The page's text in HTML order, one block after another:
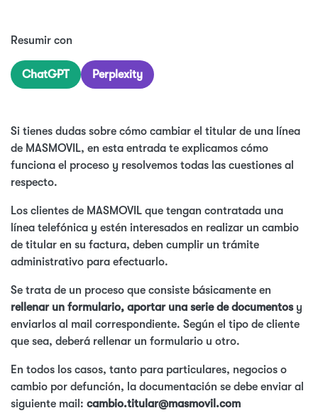
Resumir con
ChatGPT Perplexity
Si tienes dudas sobre cómo cambiar el titular de una línea
de MASMOVIL, en esta entrada te explicamos cómo
funciona el proceso y resolvemos todas las cuestiones al
respecto.
Los clientes de MASMOVIL que tengan contratada una
línea telefónica y estén interesados en realizar un cambio
de titular en su factura, deben cumplir un trámite
administrativo para efectuarlo.
Se trata de un proceso que consiste básicamente en
rellenar un formulario, aportar una serie de documentos y
enviarlos al mail correspondiente. Según el tipo de cliente
que sea, deberá rellenar un formulario u otro.
En todos los casos, tanto para particulares, negocios o
cambio por defunción, la documentación se debe enviar al
siguiente mail: cambio.titular@masmovil.com